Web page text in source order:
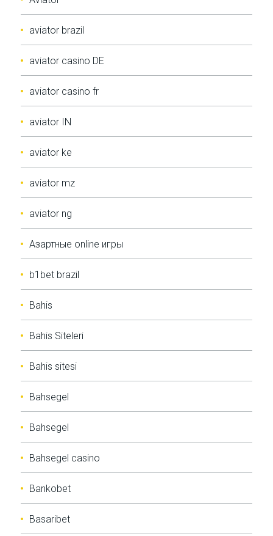
aviator brazil
aviator casino DE
aviator casino fr
aviator IN
aviator ke
aviator mz
aviator ng
Aзартные online игры
b1bet brazil
Bahis
Bahis Siteleri
Bahis sitesi
Bahsegel
Bahsegel
Bahsegel casino
Bankobet
Basaribet